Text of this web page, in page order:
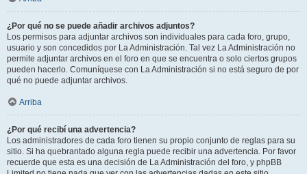
¿Por qué no se puede añadir archivos adjuntos?
Los permisos para adjuntar archivos son individuales para cada foro, grupo,
usuario y son concedidos por La Administración. Tal vez La Administración no
permite adjuntar archivos en el foro en que se encuentra o solo ciertos grupos
pueden hacerlo. Comuníquese con La Administración si no está seguro de por
qué no puede adjuntar archivos.
Arriba
¿Por qué recibí una advertencia?
Los administradores de cada foro tienen su propio conjunto de reglas para su
sitio. Si ha quebrantado alguna regla puede recibir una advertencia. Por favor
recuerde que esta es una decisión de La Administración del foro, y phpBB